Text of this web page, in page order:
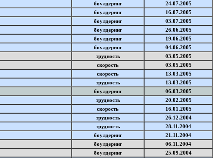
боулдеринг
24.07.2005
боулдеринг
16.07.2005
боулдеринг
03.07.2005
боулдеринг
26.06.2005
боулдеринг
19.06.2005
боулдеринг
04.06.2005
трудность
03.05.2005
скорость
03.05.2005
скорость
13.03.2005
трудность
13.03.2005
боулдеринг
06.03.2005
трудность
20.02.2005
скорость
16.01.2005
трудность
26.12.2004
трудность
28.11.2004
боулдеринг
21.11.2004
боулдеринг
06.11.2004
боулдеринг
25.09.2004